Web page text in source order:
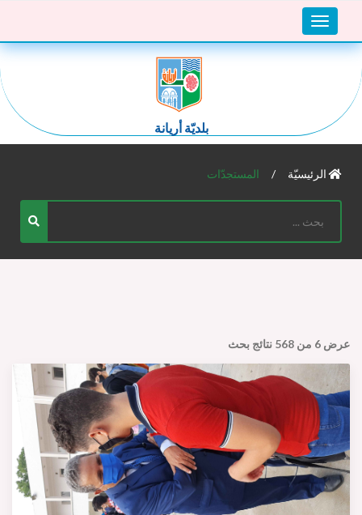
Toggle
navigation
بلديّة أريانة
الرئيسيّة المستجدّات
عرض 6 من 568 نتائج بحث